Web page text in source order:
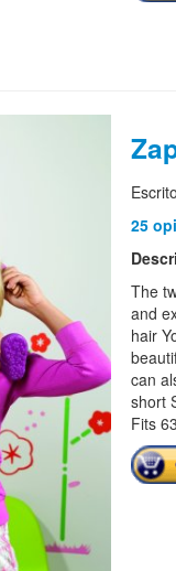
25
The
and
hair
can
short
Fits